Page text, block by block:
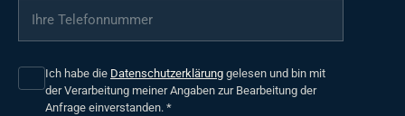
Ihre Telefonnummer
Ich habe die Datenschutzerklärung gelesen und bin mit
der Verarbeitung meiner Angaben zur Bearbeitung der
Anfrage einverstanden. *